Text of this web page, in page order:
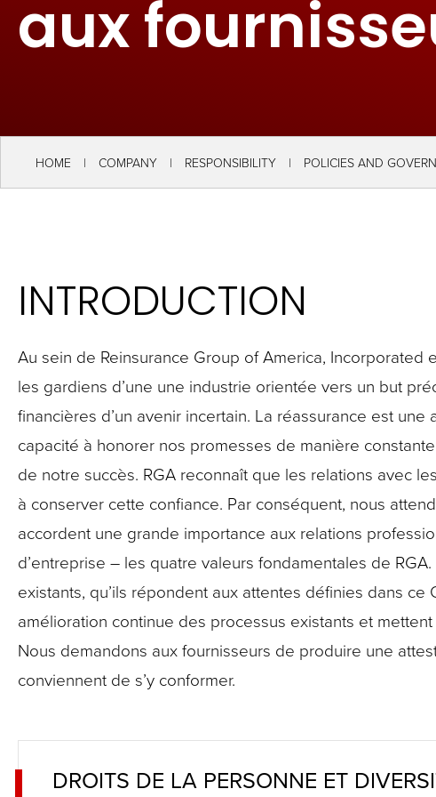
commands.
links
expand
/
close
menus
in
sub
levels.
Up
and
Down
arrows
will
main
aux
HOME COMPANY RESPONSIBILITY POLICIES AND
INTRODUCTION
Au sein de Reinsurance Group of America,
les gardiens d’une une industrie orientée vers un but
financières d’un avenir incertain. La réassurance est
capacité à honorer nos promesses de manière
de notre succès. RGA reconnaît que les relations avec
à conserver cette confiance. Par conséquent, nous
accordent une grande importance aux relations
d’entreprise – les quatre valeurs fondamentales de
existants, qu’ils répondent aux attentes définies dans
amélioration continue des processus existants et
Nous demandons aux fournisseurs de produire une
conviennent de s’y conformer.
DROITS DE LA PERSONNE ET